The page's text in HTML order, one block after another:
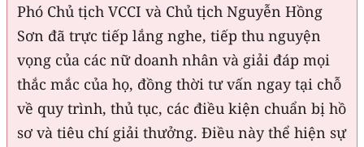
Phó Chủ tịch VCCI và Chủ tịch Nguyễn Hồng
Sơn đã trực tiếp lắng nghe, tiếp thu nguyện
vọng của các nữ doanh nhân và giải đáp mọi
thắc mắc của họ, đồng thời tư vấn ngay tại chỗ
về quy trình, thủ tục, các điều kiện chuẩn bị hồ
sơ và tiêu chí giải thưởng. Điều này thể hiện sự